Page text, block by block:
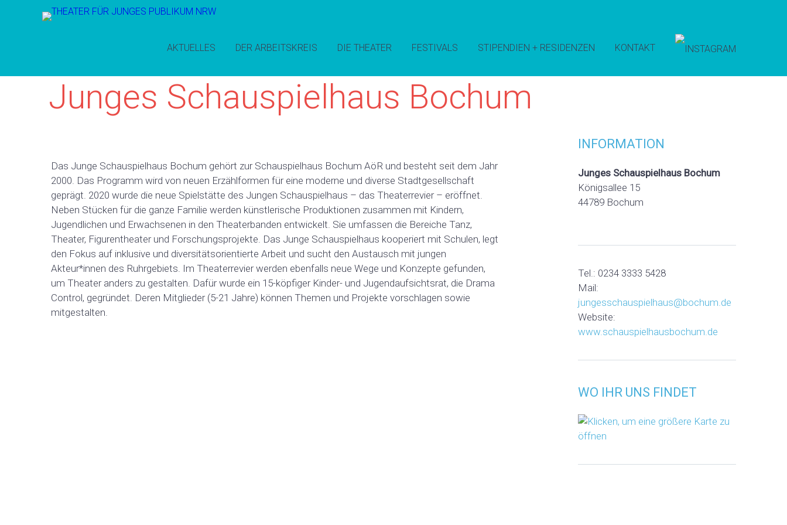
AKTUELLES DER ARBEITSKREIS DIE THEATER FESTIVALS STIPENDIEN + RESIDENZEN KONTAKT
Junges Schauspielhaus Bochum
Das Junge Schauspielhaus Bochum gehört zur Schauspielhaus Bochum AöR und besteht seit dem Jahr
2000. Das Programm wird von neuen Erzählformen für eine moderne und diverse Stadtgesellschaft
geprägt. 2020 wurde die neue Spielstätte des Jungen Schauspielhaus – das Theaterrevier – eröffnet.
Neben Stücken für die ganze Familie werden künstlerische Produktionen zusammen mit Kindern,
Jugendlichen und Erwachsenen in den Theaterbanden entwickelt. Sie umfassen die Bereiche Tanz,
Theater, Figurentheater und Forschungsprojekte. Das Junge Schauspielhaus kooperiert mit Schulen, legt
den Fokus auf inklusive und diversitätsorientierte Arbeit und sucht den Austausch mit jungen
Akteur*innen des Ruhrgebiets. Im Theaterrevier werden ebenfalls neue Wege und Konzepte gefunden,
um Theater anders zu gestalten. Dafür wurde ein 15-köpfiger Kinder- und Jugendaufsichtsrat, die Drama
Control, gegründet. Deren Mitglieder (5-21 Jahre) können Themen und Projekte vorschlagen sowie
mitgestalten.
INFORMATION
Junges Schauspielhaus Bochum
Königsallee 15
44789 Bochum
Tel.: 0234 3333 5428
Mail:
jungesschauspielhaus@bochum.de
Website:
www.schauspielhausbochum.de
WO IHR UNS FINDET